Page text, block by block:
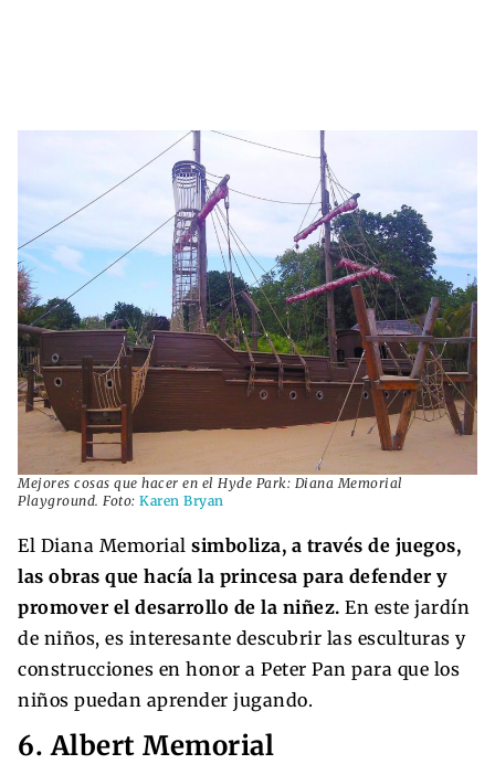
Mejores cosas que hacer en el Hyde Park: Diana Memorial
Playground. Foto: Karen Bryan
El Diana Memorial simboliza, a través de juegos,
las obras que hacía la princesa para defender y
promover el desarrollo de la niñez. En este jardín
de niños, es interesante descubrir las esculturas y
construcciones en honor a Peter Pan para que los
niños puedan aprender jugando.
6. Albert Memorial